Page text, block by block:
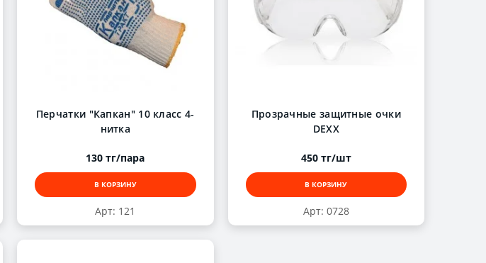
Арт: 121
Перчатки "Капкан" 10 класс 4-
нитка
130 тг/пара
В КОРЗИНУ
Арт: 0728
Прозрачные защитные очки
DEXX
450 тг/шт
В КОРЗИНУ